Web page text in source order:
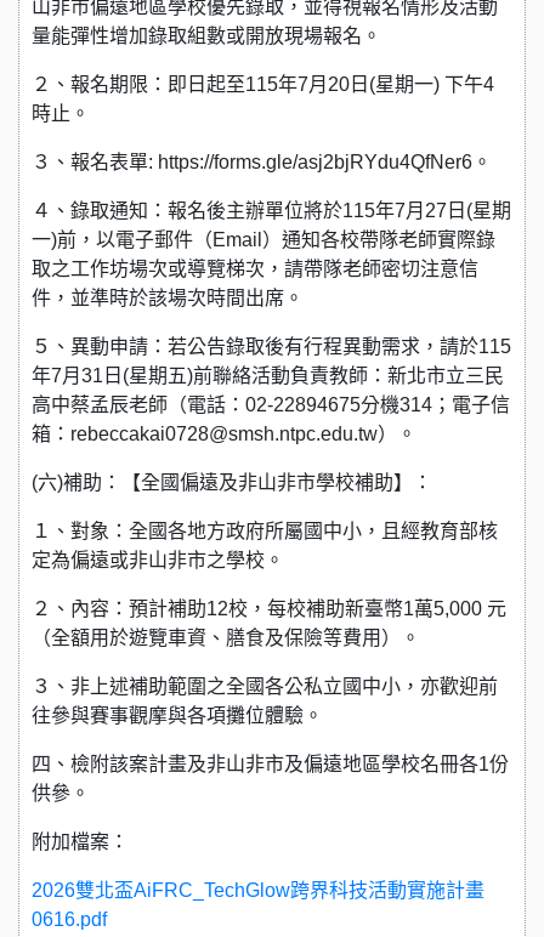
山非市偏遠地區學校優先錄取，並得視報名情形及活動
量能彈性增加錄取組數或開放現場報名。
２、報名期限：即日起至115年7月20日(星期一) 下午4
時止。
３、報名表單: https://forms.gle/asj2bjRYdu4QfNer6。
４、錄取通知：報名後主辦單位將於115年7月27日(星期
一)前，以電子郵件（Email）通知各校帶隊老師實際錄
取之工作坊場次或導覽梯次，請帶隊老師密切注意信
件，並準時於該場次時間出席。
５、異動申請：若公告錄取後有行程異動需求，請於115
年7月31日(星期五)前聯絡活動負責教師：新北市立三民
高中蔡孟辰老師（電話：02-22894675分機314；電子信
箱：rebeccakai0728@smsh.ntpc.edu.tw）。
(六)補助：【全國偏遠及非山非市學校補助】：
１、對象：全國各地方政府所屬國中小，且經教育部核
定為偏遠或非山非市之學校。
２、內容：預計補助12校，每校補助新臺幣1萬5,000 元
（全額用於遊覽車資、膳食及保險等費用）。
３、非上述補助範圍之全國各公私立國中小，亦歡迎前
往參與賽事觀摩與各項攤位體驗。
四、檢附該案計畫及非山非市及偏遠地區學校名冊各1份
供參。
附加檔案：
2026雙北盃AiFRC_TechGlow跨界科技活動實施計畫
0616.pdf